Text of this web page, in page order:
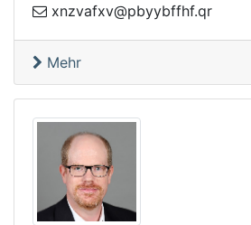
rq.fhffbyybp
@vxfavznx
Mehr